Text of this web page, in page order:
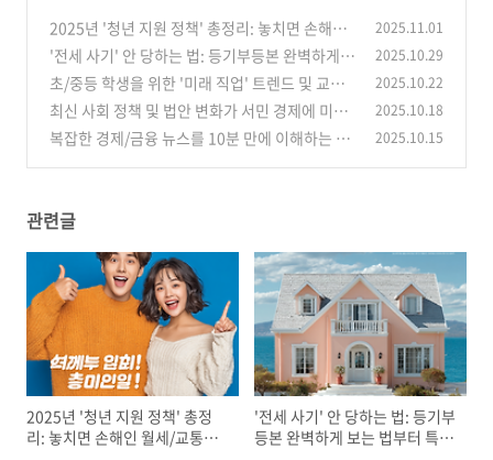
2025년 '청년 지원 정책' 총정리: 놓치면 손해인
월세/교통비/면접 지원금 신청 방법 (ft. 복지로,
청년동행) (0)
2025.11.01
'전세 사기' 안 당하는 법: 등기부등본 완벽하게
보는 법부터 특약사항 필수 문구 (부동산 초보 필
독)
(0)
2025.10.29
초/중등 학생을 위한 '미래 직업' 트렌드 및 교육
로드맵 분석 (0)
2025.10.22
최신 사회 정책 및 법안 변화가 서민 경제에 미치
는 영향 분석 (0)
2025.10.18
복잡한 경제/금융 뉴스를 10분 만에 이해하는 시
2025.10.15
관련글
2025년 '청년 지원 정책' 총정
리: 놓치면 손해인 월세/교통비/
'전세 사기' 안 당하는 법: 등기부
등본 완벽하게 보는 법부터 특약